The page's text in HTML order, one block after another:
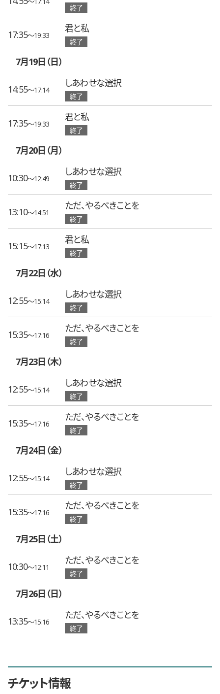
終了
17:35〜19:33
君と私
終了
7月19日（日）
14:55〜17:14
しあわせな選択
終了
17:35〜19:33
君と私
終了
7月20日（月）
10:30〜12:49
しあわせな選択
終了
13:10〜14:51
ただ、やるべきことを
終了
15:15〜17:13
君と私
終了
7月22日（水）
12:55〜15:14
しあわせな選択
終了
15:35〜17:16
ただ、やるべきことを
終了
7月23日（木）
12:55〜15:14
しあわせな選択
終了
15:35〜17:16
ただ、やるべきことを
終了
7月24日（金）
12:55〜15:14
しあわせな選択
終了
15:35〜17:16
ただ、やるべきことを
終了
7月25日（土）
10:30〜12:11
ただ、やるべきことを
終了
7月26日（日）
13:35〜15:16
ただ、やるべきことを
終了
チケット情報